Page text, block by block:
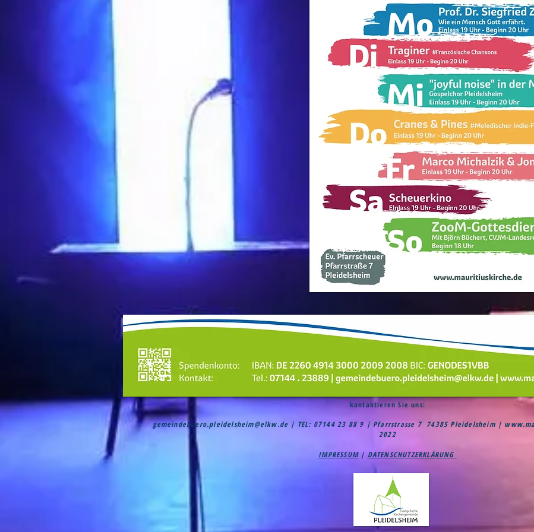
kontaktieren Sie uns:
gemeindebuero.pleidelsheim@elkw.de | TEL: 07144 23 88 9 | Pfarrstrasse 7 74385 Pleidelsheim |
2022
IMPRESSUM| DATENSCHUTZERKLÄRUNG